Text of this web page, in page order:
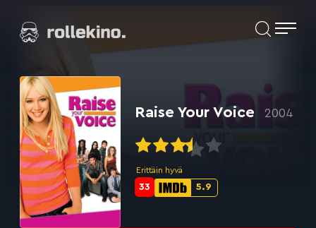
suoraan
Elokuvat ja elokuva-arviot | Rollekino.fi
jälkeen.
Raise Your Voice 2004
Erittäin hyvä
IMDb-
5.9
Metascore-
33